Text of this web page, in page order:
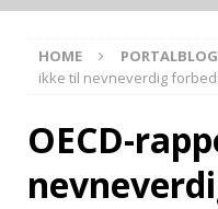
HOME
ikke til nevneverdig
OECD-